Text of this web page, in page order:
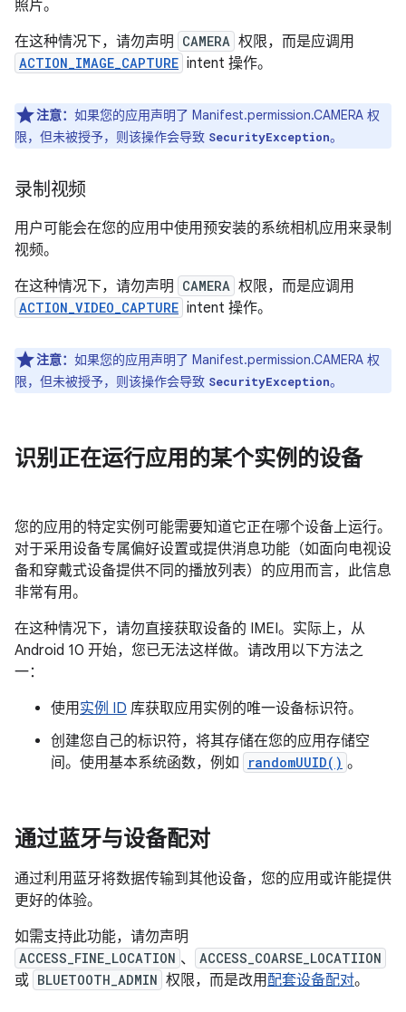
照片。
在这种情况下，请勿声明
CAMERA 权限，而是应调用
ACTION_IMAGE_CAPTURE intent 操作。
注意： 如果您的应用声明了 Manifest.permission.CAMERA 权
限，但未被授予，则该操作会导致 SecurityException。
录制视频
用户可能会在您的应用中使用预安装的系统相机应用来录制
视频。
在这种情况下，请勿声明
CAMERA 权限，而是应调用
ACTION_VIDEO_CAPTURE intent 操作。
注意： 如果您的应用声明了 Manifest.permission.CAMERA 权
限，但未被授予，则该操作会导致 SecurityException。
识别正在运行应用的某个实例的设备
您的应用的特定实例可能需要知道它正在哪个设备上运行。
对于采用设备专属偏好设置或提供消息功能（如面向电视设
备和穿戴式设备提供不同的播放列表）的应用而言，此信息
非常有用。
在这种情况下，请勿直接获取设备的 IMEI。实际上，从
Android 10 开始，您已无法这样做。请改用以下方法之
一：
使用 实例 ID 库获取应用实例的唯一设备标识符。
创建您自己的标识符，将其存储在您的应用存储空
间。使用基本系统函数，例如
randomUUID() 。
通过蓝牙与设备配对
通过利用蓝牙将数据传输到其他设备，您的应用或许能提供
更好的体验。
如需支持此功能，请勿声明
ACCESS_FINE_LOCATION 、 ACCESS_COARSE_LOCATIION
或 BLUETOOTH_ADMIN 权限，而是改用 配套设备配对。